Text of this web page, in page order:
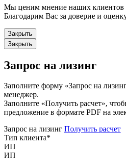
Мы ценим мнение наших клиентов
Благодарим Вас за доверие и
Закрыть
Закрыть
Запрос на лизинг
Заполните форму «Запрос на
менеджер.
Заполните «Получить расчет»,
предложение в формате PDF на
Запрос на лизинг Получить расчет
Тип клиента*
ИП
ИП